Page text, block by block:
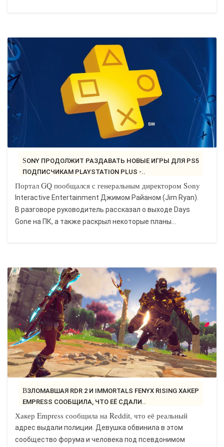
SONY ПРОДОЛЖИТ РАЗДАВАТЬ НОВЫЕ ИГРЫ ДЛЯ PS5
ПОДПИСЧИКАМ PLAYSTATION PLUS -..
Портал GQ пообщался с генеральным директором Sony
Interactive Entertainment Джимом Райаном (Jim Ryan).
В разговоре руководитель рассказал о выходе Days
Gone на ПК, а также раскрыл некоторые планы...
ВЗЛОМАВШАЯ RDR 2 И IMMORTALS FENYX RISING ХАКЕР
EMPRESS СООБЩИЛА, ЧТО ЕЁ СДАЛИ..
Хакер Empress сообщила на Reddit, что её реальный
адрес выдали полиции. Девушка обвинила в этом
сообщество форума и человека под псевдонимом